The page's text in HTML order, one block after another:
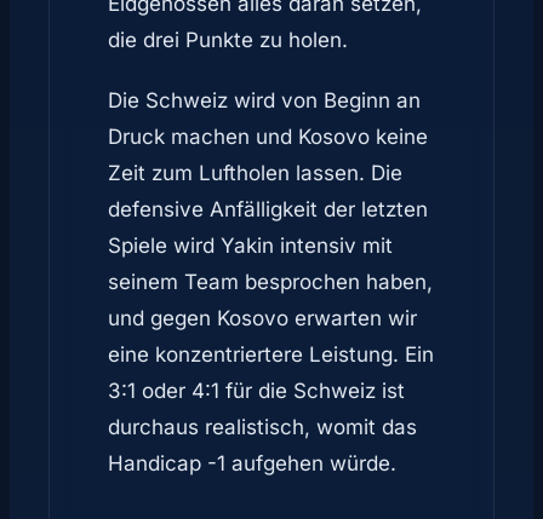
die drei Punkte zu holen.
Die Schweiz wird von Beginn an
Druck machen und Kosovo keine
Zeit zum Luftholen lassen. Die
defensive Anfälligkeit der letzten
Spiele wird Yakin intensiv mit
seinem Team besprochen haben,
und gegen Kosovo erwarten wir
eine konzentriertere Leistung. Ein
3:1 oder 4:1 für die Schweiz ist
durchaus realistisch, womit das
Handicap -1 aufgehen würde.